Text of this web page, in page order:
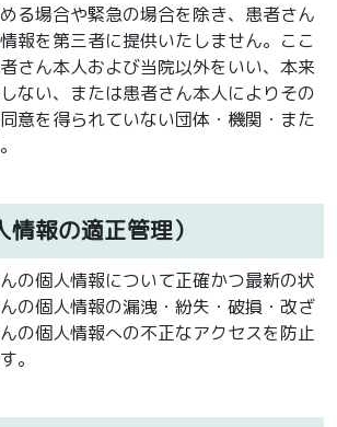
る場合や緊急の場合を除き、患者さん
報を第三者に提供いたしません。ここ
さん本人および当院以外をいい、本来
ない、または患者さん本人によりその
意を得られていない団体・機関・また
報の適正管理）
の個人情報について正確かつ最新の状
の個人情報の漏洩・紛失・破損・改ざ
の個人情報への不正なアクセスを防止
。